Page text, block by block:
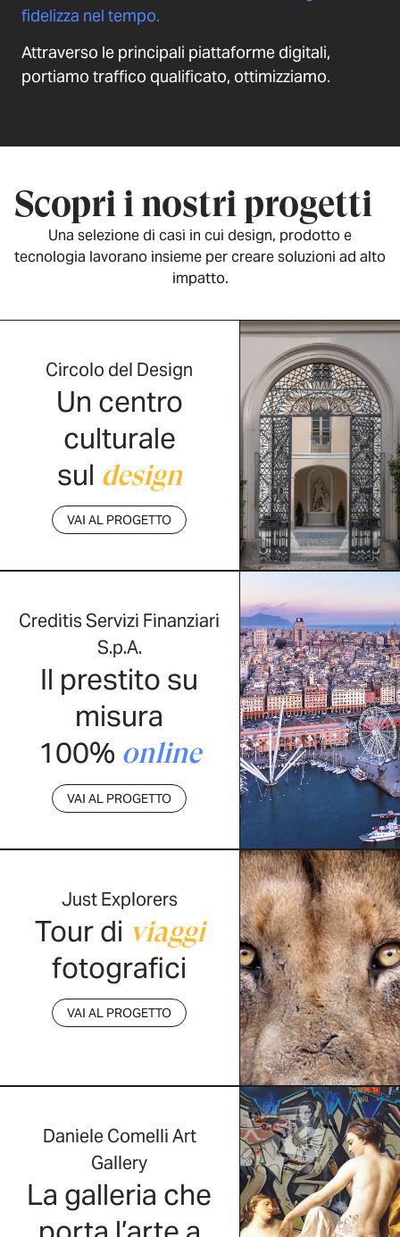
fidelizza nel tempo.
Attraverso le principali piattaforme digitali,
portiamo traffico qualificato, ottimizziamo.
Scopri i nostri progetti
Una selezione di casi in cui design, prodotto e
tecnologia lavorano insieme per creare soluzioni ad alto
impatto.
Circolo del Design
Un centro
culturale
sul design
VAI AL PROGETTO
Creditis Servizi Finanziari
S.p.A.
Il prestito su
misura
100% online
VAI AL PROGETTO
Just Explorers
Tour di viaggi
fotografici
VAI AL PROGETTO
Daniele Comelli Art
Gallery
La galleria che